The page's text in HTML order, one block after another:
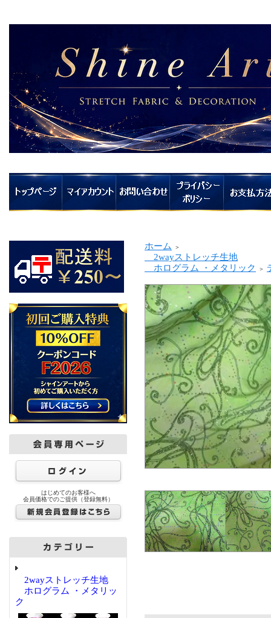
はじめてのお客様へ
会員価格でのご提供（登録無料）
2wayストレッチ生地
ホログラム ・メタリッ
ク
ホーム ＞
2wayストレッチ生地
ホログラム ・メタリック
＞